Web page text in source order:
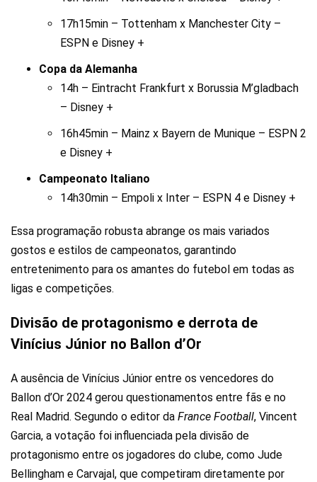
17h15min – Tottenham x Manchester City –
ESPN e Disney +
Copa da Alemanha
14h – Eintracht Frankfurt x Borussia M’gladbach
– Disney +
16h45min – Mainz x Bayern de Munique – ESPN 2
e Disney +
Campeonato Italiano
14h30min – Empoli x Inter – ESPN 4 e Disney +
Essa programação robusta abrange os mais variados
gostos e estilos de campeonatos, garantindo
entretenimento para os amantes do futebol em todas as
ligas e competições.
Divisão de protagonismo e derrota de
Vinícius Júnior no Ballon d’Or
A ausência de Vinícius Júnior entre os vencedores do
Ballon d’Or 2024 gerou questionamentos entre fãs e no
Real Madrid. Segundo o editor da France Football, Vincent
Garcia, a votação foi influenciada pela divisão de
protagonismo entre os jogadores do clube, como Jude
Bellingham e Carvajal, que competiram diretamente por